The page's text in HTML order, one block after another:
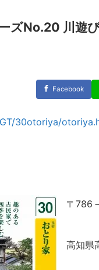
ズNo.20 川遊
Facebook
30otoriya/
〒786
高知県